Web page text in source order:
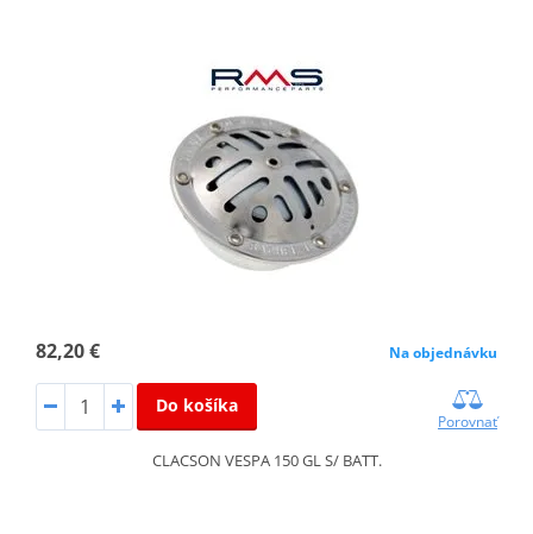
82,20 € Na objednávku
Do košíka
Porovnať
CLACSON VESPA 150 GL S/ BATT.